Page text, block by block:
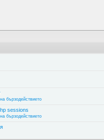
бързодействието
sessions
бързодействието